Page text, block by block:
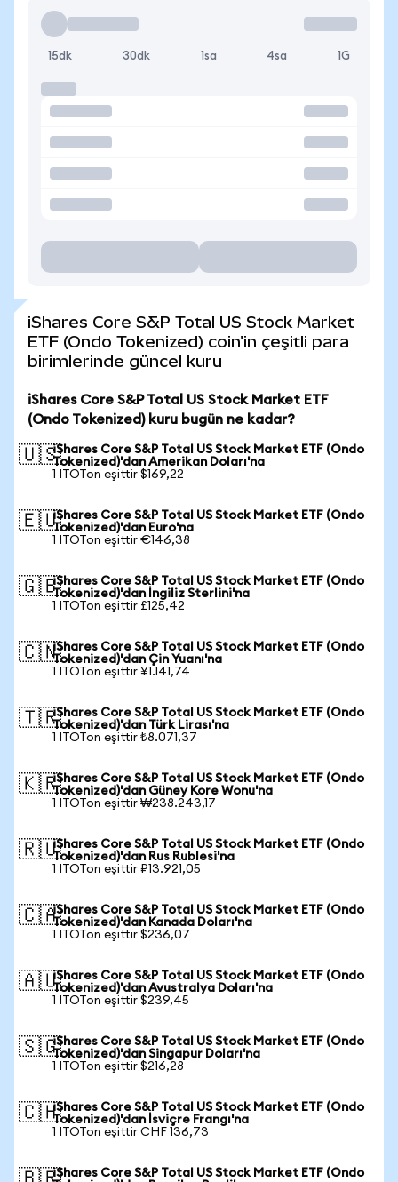
15dk 30dk 1sa 4sa 1G
iShares Core S&P Total US Stock Market
ETF (Ondo Tokenized) coin'in çeşitli para
birimlerinde güncel kuru
iShares Core S&P Total US Stock Market ETF
(Ondo Tokenized) kuru bugün ne kadar?
🇺🇸iShares Core S&P Total US Stock Market ETF (Ondo
Tokenized)'dan Amerikan Doları'na
1 ITOTon eşittir $169,22
🇪🇺iShares Core S&P Total US Stock Market ETF (Ondo
Tokenized)'dan Euro'na
1 ITOTon eşittir €146,38
🇬🇧iShares Core S&P Total US Stock Market ETF (Ondo
Tokenized)'dan İngiliz Sterlini'na
1 ITOTon eşittir £125,42
🇨🇳iShares Core S&P Total US Stock Market ETF (Ondo
Tokenized)'dan Çin Yuanı'na
1 ITOTon eşittir ¥1.141,74
🇹🇷iShares Core S&P Total US Stock Market ETF (Ondo
Tokenized)'dan Türk Lirası'na
1 ITOTon eşittir ₺8.071,37
🇰🇷iShares Core S&P Total US Stock Market ETF (Ondo
Tokenized)'dan Güney Kore Wonu'na
1 ITOTon eşittir ₩238.243,17
🇷🇺iShares Core S&P Total US Stock Market ETF (Ondo
Tokenized)'dan Rus Rublesi'na
1 ITOTon eşittir ₽13.921,05
🇨🇦iShares Core S&P Total US Stock Market ETF (Ondo
Tokenized)'dan Kanada Doları'na
1 ITOTon eşittir $236,07
🇦🇺iShares Core S&P Total US Stock Market ETF (Ondo
Tokenized)'dan Avustralya Doları'na
1 ITOTon eşittir $239,45
🇸🇬iShares Core S&P Total US Stock Market ETF (Ondo
Tokenized)'dan Singapur Doları'na
1 ITOTon eşittir $216,28
🇨🇭iShares Core S&P Total US Stock Market ETF (Ondo
Tokenized)'dan İsviçre Frangı'na
1 ITOTon eşittir CHF 136,73
iShares Core S&P Total US Stock Market ETF (Ondo